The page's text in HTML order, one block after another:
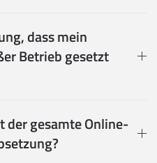
dass mein
Betrieb gesetzt
der gesamte Online-